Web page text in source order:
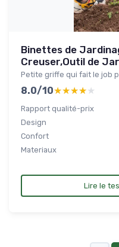
Binettes de
Creuser,Outil de
Petite griffe qui fait le job
8.0/10★★★★★
★★★★★
Rapport qualité-prix
Design
Confort
Materiaux
Lire le